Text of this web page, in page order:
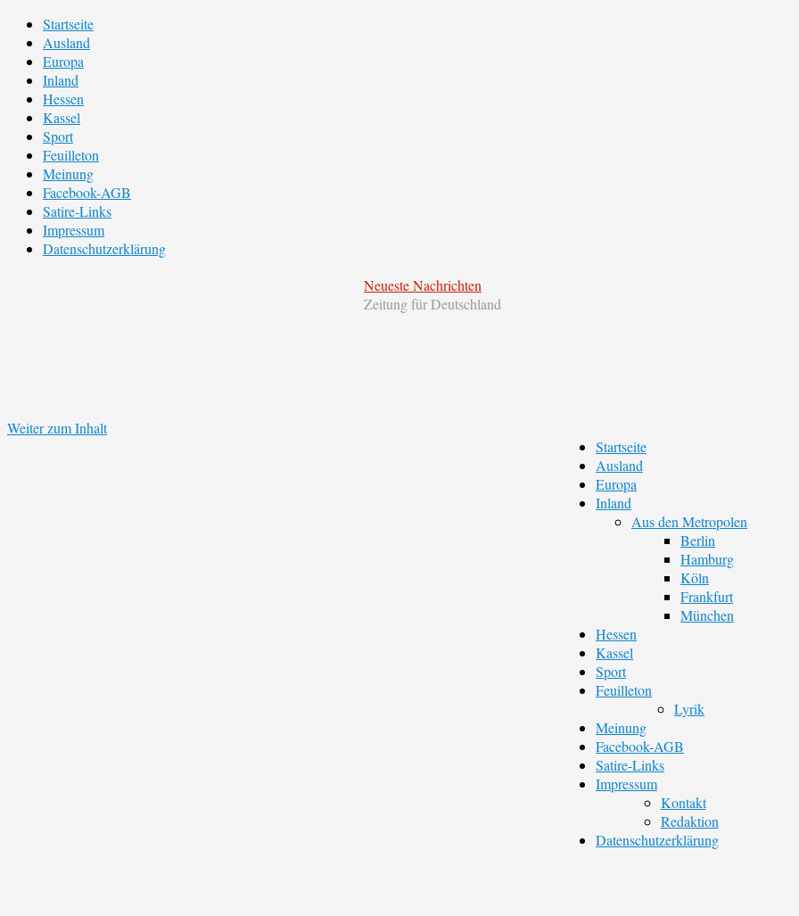
Startseite
Ausland
Europa
Inland
Hessen
Kassel
Sport
Feuilleton
Meinung
Facebook-AGB
Satire-Links
Impressum
Datenschutzerklärung
Neueste Nachrichten
Zeitung für Deutschland
Weiter zum Inhalt
Startseite
Ausland
Europa
Inland
Aus den Metropolen
Berlin
Hamburg
Köln
Frankfurt
München
Hessen
Kassel
Sport
Feuilleton
Lyrik
Meinung
Facebook-AGB
Satire-Links
Impressum
Kontakt
Redaktion
Datenschutzerklärung